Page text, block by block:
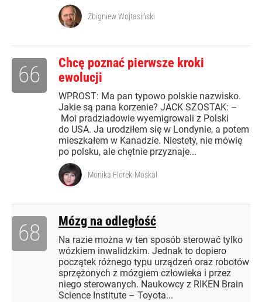
Zbigniew Wojtasiński
Chcę poznać pierwsze kroki
ewolucji
WPROST: Ma pan typowo polskie nazwisko.
Jakie są pana korzenie? JACK SZOSTAK: –
Moi pradziadowie wyemigrowali z Polski
do USA. Ja urodziłem się w Londynie, a potem
mieszkałem w Kanadzie. Niestety, nie mówię
po polsku, ale chętnie przyznaje...
66
Monika Florek-Moskal
Mózg na odległość
Na razie można w ten sposób sterować tylko
wózkiem inwalidzkim. Jednak to dopiero
początek różnego typu urządzeń oraz robotów
sprzężonych z mózgiem człowieka i przez
niego sterowanych. Naukowcy z RIKEN Brain
Science Institute – Toyota...
68